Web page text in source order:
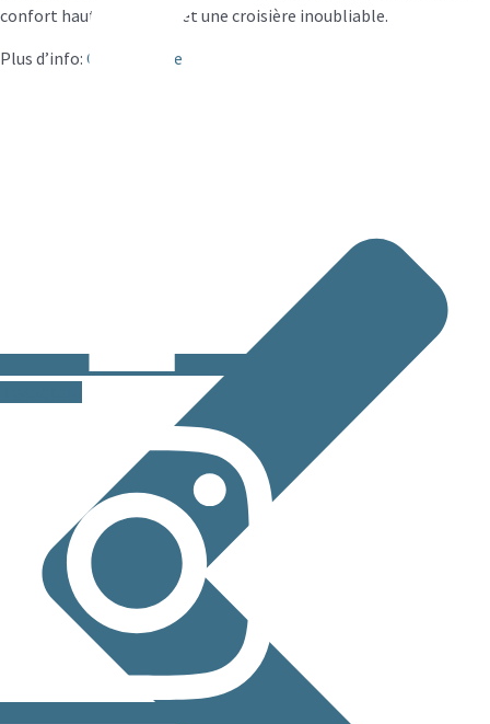
confort haut de gamme et une croisière inoubliable.
Plus d’info: CroisiEurope